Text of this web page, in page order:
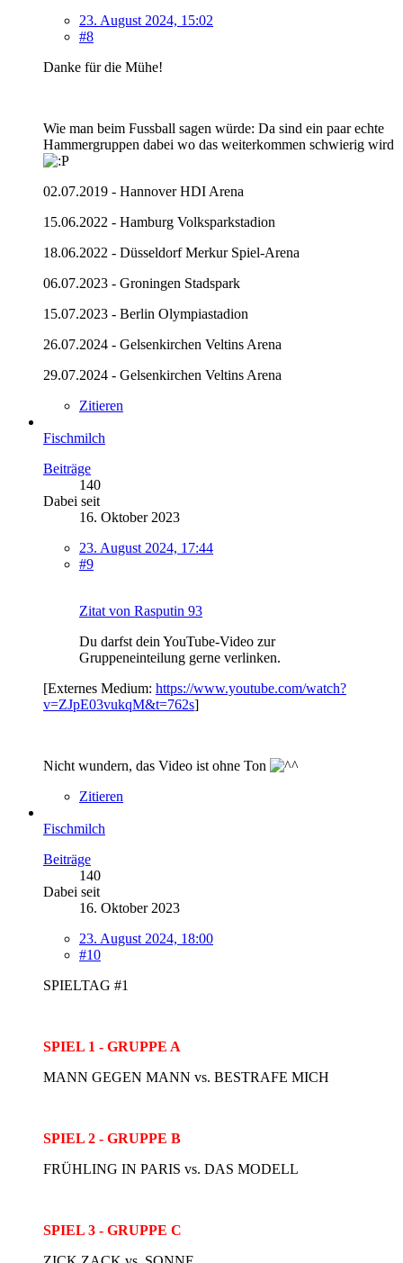
23. August 2024, 15:02
#8
Danke für die Mühe!
Wie man beim Fussball sagen würde: Da sind ein paar echte
Hammergruppen dabei wo das weiterkommen schwierig wird
02.07.2019 - Hannover HDI Arena
15.06.2022 - Hamburg Volksparkstadion
18.06.2022 - Düsseldorf Merkur Spiel-Arena
06.07.2023 - Groningen Stadspark
15.07.2023 - Berlin Olympiastadion
26.07.2024 - Gelsenkirchen Veltins Arena
29.07.2024 - Gelsenkirchen Veltins Arena
Zitieren
Fischmilch
Beiträge
140
Dabei seit
16. Oktober 2023
23. August 2024, 17:44
#9
Zitat von Rasputin 93
Du darfst dein YouTube-Video zur
Gruppeneinteilung gerne verlinken.
[Externes Medium: https://www.youtube.com/watch?
v=ZJpE03vukqM&t=762s]
Nicht wundern, das Video ist ohne Ton
Zitieren
Fischmilch
Beiträge
140
Dabei seit
16. Oktober 2023
23. August 2024, 18:00
#10
SPIELTAG #1
SPIEL 1 - GRUPPE A
MANN GEGEN MANN vs. BESTRAFE MICH
SPIEL 2 - GRUPPE B
FRÜHLING IN PARIS vs. DAS MODELL
SPIEL 3 - GRUPPE C